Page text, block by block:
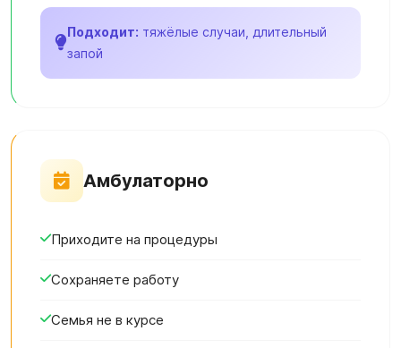
Подходит: тяжёлые случаи, длительный
запой
Амбулаторно
Приходите на процедуры
Сохраняете работу
Семья не в курсе